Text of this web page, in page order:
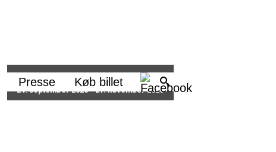
Presse Køb billet
Brødrene Løvehjerte
24. september 2026 - 21. november 2026